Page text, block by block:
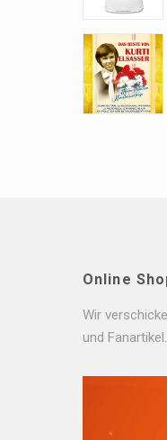
Online
Wir
und Fanartikel.